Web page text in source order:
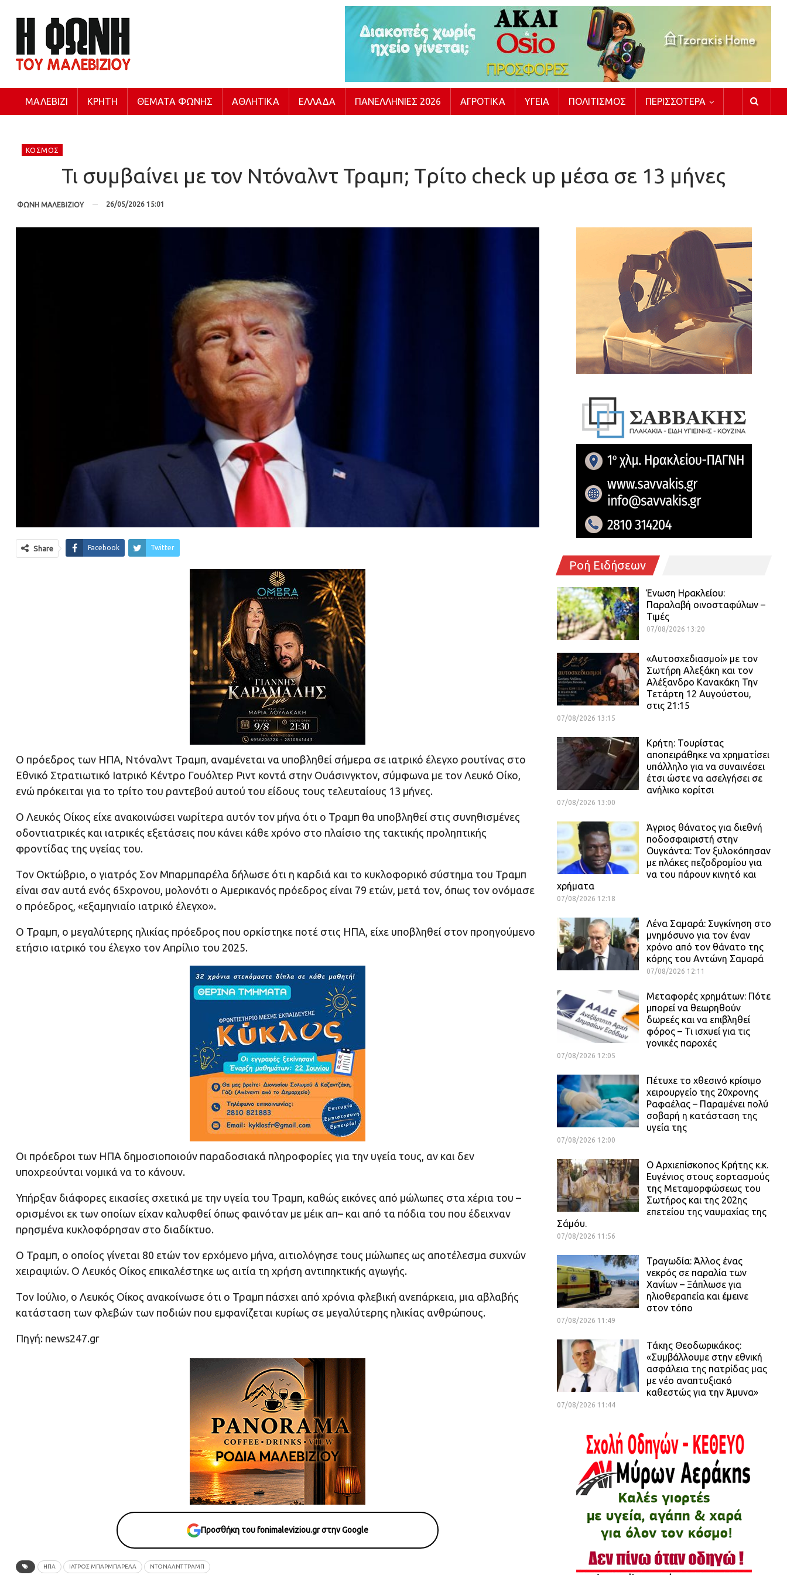
ΜΑΛΕΒΊΖΙ ΚΡΉΤΗ ΘΈΜΑΤΑ ΦΩΝΉΣ ΑΘΛΗΤΙΚΆ ΕΛΛΆΔΑ ΠΑΝΕΛΛΉΝΙΕΣ 2026 ΑΓΡΟΤΙΚΆ ΥΓΕΊΑ ΠΟΛΙΤΙΣΜΌΣ ΠΕΡΙΣΣΌΤΕΡΑ
ΚΌΣΜΟΣ
Τι συμβαίνει με τον Ντόναλντ Τραμπ; Tρίτο check up μέσα σε 13 μήνες
ΦΩΝΗ ΜΑΛΕΒΙΖΙΟΥ 26/05/2026 15:01
Share Facebook Twitter
Ο πρόεδρος των ΗΠΑ, Ντόναλντ Τραμπ, αναμένεται να υποβληθεί σήμερα σε ιατρικό έλεγχο ρουτίνας στο
Εθνικό Στρατιωτικό Ιατρικό Κέντρο Γουόλτερ Ριντ κοντά στην Ουάσινγκτον, σύμφωνα με τον Λευκό Οίκο,
ενώ πρόκειται για το τρίτο του ραντεβού αυτού του είδους τους τελευταίους 13 μήνες.
Ο Λευκός Οίκος είχε ανακοινώσει νωρίτερα αυτόν τον μήνα ότι ο Τραμπ θα υποβληθεί στις συνηθισμένες
οδοντιατρικές και ιατρικές εξετάσεις που κάνει κάθε χρόνο στο πλαίσιο της τακτικής προληπτικής
φροντίδας της υγείας του.
Τον Οκτώβριο, ο γιατρός Σον Μπαρμπαρέλα δήλωσε ότι η καρδιά και το κυκλοφορικό σύστημα του Τραμπ
είναι σαν αυτά ενός 65χρονου, μολονότι ο Αμερικανός πρόεδρος είναι 79 ετών, μετά τον, όπως τον ονόμασε
ο πρόεδρος, «εξαμηνιαίο ιατρικό έλεγχο».
Ο Τραμπ, ο μεγαλύτερης ηλικίας πρόεδρος που ορκίστηκε ποτέ στις ΗΠΑ, είχε υποβληθεί στον προηγούμενο
ετήσιο ιατρικό του έλεγχο τον Απρίλιο του 2025.
Οι πρόεδροι των ΗΠΑ δημοσιοποιούν παραδοσιακά πληροφορίες για την υγεία τους, αν και δεν
υποχρεούνται νομικά να το κάνουν.
Υπήρξαν διάφορες εικασίες σχετικά με την υγεία του Τραμπ, καθώς εικόνες από μώλωπες στα χέρια του –
ορισμένοι εκ των οποίων είχαν καλυφθεί όπως φαινόταν με μέικ απ– και από τα πόδια του που έδειχναν
πρησμένα κυκλοφόρησαν στο διαδίκτυο.
Ο Τραμπ, ο οποίος γίνεται 80 ετών τον ερχόμενο μήνα, αιτιολόγησε τους μώλωπες ως αποτέλεσμα συχνών
χειραψιών. Ο Λευκός Οίκος επικαλέστηκε ως αιτία τη χρήση αντιπηκτικής αγωγής.
Τον Ιούλιο, ο Λευκός Οίκος ανακοίνωσε ότι ο Τραμπ πάσχει από χρόνια φλεβική ανεπάρκεια, μια αβλαβής
κατάσταση των φλεβών των ποδιών που εμφανίζεται κυρίως σε μεγαλύτερης ηλικίας ανθρώπους.
Πηγή: news247.gr
Προσθήκη του fonimaleviziou.gr στην Google
ΗΠΑ ΙΑΤΡΟΣ ΜΠΑΡΜΠΑΡΕΛΑ ΝΤΌΝΑΛΝΤ ΤΡΑΜΠ
Ροή Ειδήσεων
Ένωση Ηρακλείου:
Παραλαβή οινοσταφύλων –
Τιμές
07/08/2026 13:20
«Αυτοσχεδιασμοί» με τον
Σωτήρη Αλεξάκη και τον
Αλέξανδρο Κανακάκη Την
Τετάρτη 12 Αυγούστου,
στις 21:15
07/08/2026 13:15
Κρήτη: Τουρίστας
αποπειράθηκε να χρηματίσει
υπάλληλο για να συναινέσει
έτσι ώστε να ασελγήσει σε
ανήλικο κορίτσι
07/08/2026 13:00
Άγριος θάνατος για διεθνή
ποδοσφαιριστή στην
Ουγκάντα: Τον ξυλοκόπησαν
με πλάκες πεζοδρομίου για
να του πάρουν κινητό και
χρήματα
07/08/2026 12:18
Λένα Σαμαρά: Συγκίνηση στο
μνημόσυνο για τον έναν
χρόνο από τον θάνατο της
κόρης του Αντώνη Σαμαρά
07/08/2026 12:11
Μεταφορές χρημάτων: Πότε
μπορεί να θεωρηθούν
δωρεές και να επιβληθεί
φόρος – Τι ισχυεί για τις
γονικές παροχές
07/08/2026 12:05
Πέτυχε το χθεσινό κρίσιμο
χειρουργείο της 20χρονης
Ραφαέλας – Παραμένει πολύ
σοβαρή η κατάσταση της
υγεία της
07/08/2026 12:00
Ο Αρχιεπίσκοπος Κρήτης κ.κ.
Ευγένιος στους εορτασμούς
της Μεταμορφώσεως του
Σωτήρος και της 202ης
επετείου της ναυμαχίας της
Σάμόυ.
07/08/2026 11:56
Τραγωδία: Άλλος ένας
νεκρός σε παραλία των
Χανίων – Ξάπλωσε για
ηλιοθεραπεία και έμεινε
στον τόπο
07/08/2026 11:49
Τάκης Θεοδωρικάκος:
«Συμβάλλουμε στην εθνική
ασφάλεια της πατρίδας μας
με νέο αναπτυξιακό
καθεστώς για την Άμυνα»
07/08/2026 11:44